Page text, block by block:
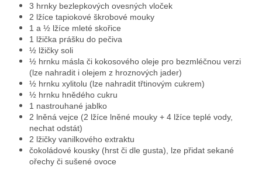
3 hrnky bezlepkových ovesných vloček
2 lžíce tapiokové škrobové mouky
1 a ½ lžíce mleté skořice
1 lžička prášku do pečiva
½ lžičky soli
½ hrnku másla či kokosového oleje pro bezmléčnou verzi
(lze nahradit i olejem z hroznových jader)
½ hrnku xylitolu (lze nahradit třtinovým cukrem)
½ hrnku hnědého cukru
1 nastrouhané jablko
2 lněná vejce (2 lžíce lněné mouky + 4 lžíce teplé vody,
nechat odstát)
2 lžičky vanilkového extraktu
čokoládové kousky (hrst či dle gusta), lze přidat sekané
ořechy či sušené ovoce